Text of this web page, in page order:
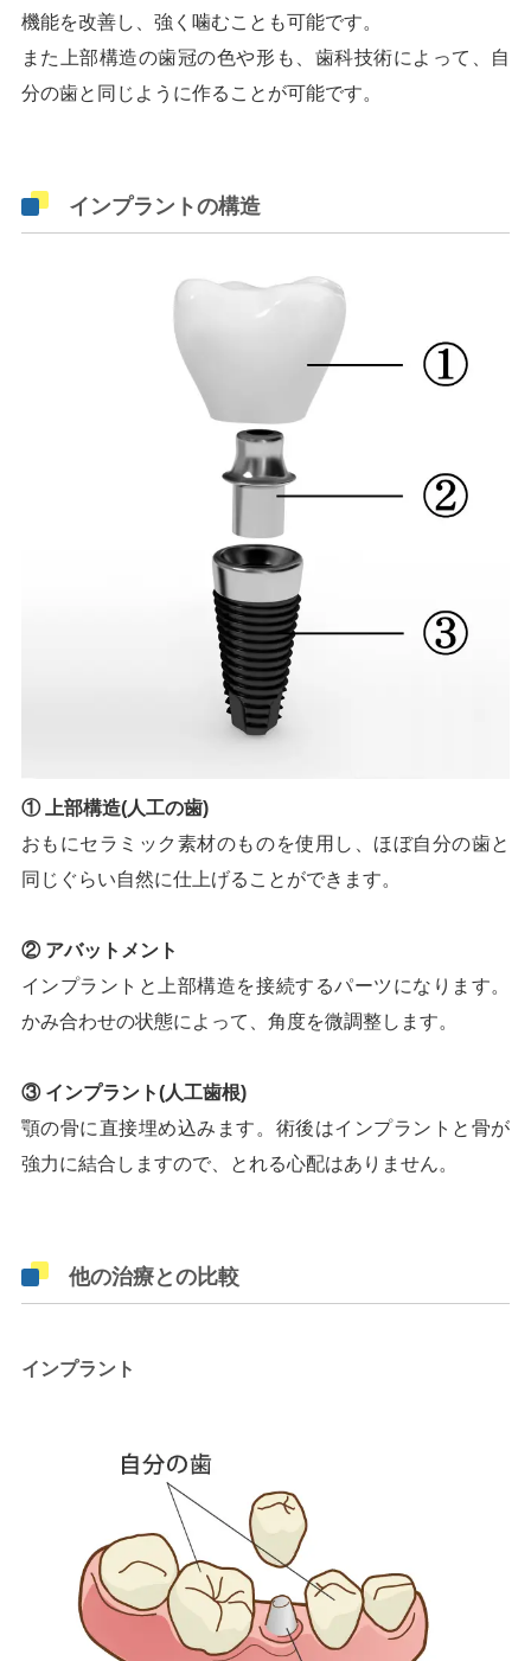
機能を改善し、強く噛むことも可能です。
また上部構造の歯冠の色や形も、歯科技術によって、自
分の歯と同じように作ることが可能です。
インプラントの構造
① 上部構造(人工の歯)
おもにセラミック素材のものを使用し、ほぼ自分の歯と
同じぐらい自然に仕上げることができます。
② アバットメント
インプラントと上部構造を接続するパーツになります。
かみ合わせの状態によって、角度を微調整します。
③ インプラント(人工歯根)
顎の骨に直接埋め込みます。術後はインプラントと骨が
強力に結合しますので、とれる心配はありません。
他の治療との比較
インプラント